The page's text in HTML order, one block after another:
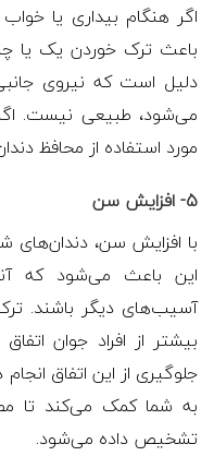
اگر هنگام بیداری یا خواب
باعث ترک خوردن یک یا
دلیل است که نیروی
می‌شود، طبیعی نیست.
مورد استفاده از محافظ
5- افزایش سن
با افزایش سن،
این باعث می‌شود که
بیشتر از افراد جوان
جلوگیری از این اتفاق
به شما کمک می‌کند تا
تشخیص داده می‌شود.